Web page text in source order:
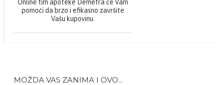
Online tim apoteke Demetra će Vam
pomoći da brzo i efikasno završite
Vašu kupovinu.
MOŽDA VAS ZANIMA I OVO...